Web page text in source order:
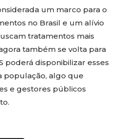
um marco para o
no Brasil e um alívio
tratamentos mais
também se volta para
poderá disponibilizar esses
população, algo que
e gestores públicos